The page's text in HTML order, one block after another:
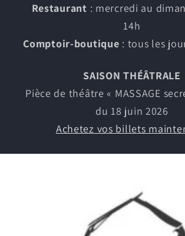
Restaurant : mercredi au
14h
Comptoir-boutique : tous les
SAISON THÉÂTRALE
Pièce de théâtre « MASSAGE
du 18 juin 2026
Achetez vos billets